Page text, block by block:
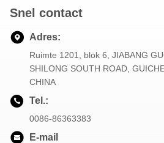
Snel contact
Adres:
Ruimte 1201, blok 6, JIABANG
SHILONG SOUTH ROAD,
CHINA
Tel.:
0086-86363383
E-mail